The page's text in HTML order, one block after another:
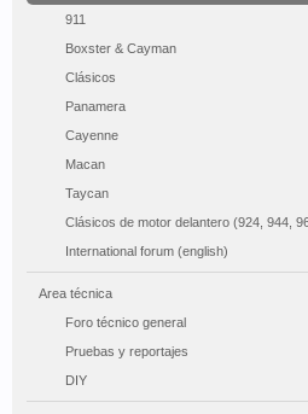
911
Boxster & Cayman
Clásicos
Panamera
Cayenne
Macan
Taycan
Clásicos de motor delantero (924, 944,
International forum (english)
Area técnica
Foro técnico general
Pruebas y reportajes
DIY